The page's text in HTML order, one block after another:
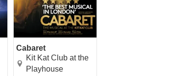
Cabaret
Kit Kat Club at the
Playhouse